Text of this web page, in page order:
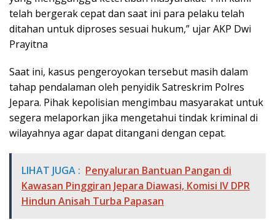
telah bergerak cepat dan saat ini para pelaku telah
ditahan untuk diproses sesuai hukum,” ujar AKP Dwi
Prayitna
Saat ini, kasus pengeroyokan tersebut masih dalam
tahap pendalaman oleh penyidik Satreskrim Polres
Jepara. Pihak kepolisian mengimbau masyarakat untuk
segera melaporkan jika mengetahui tindak kriminal di
wilayahnya agar dapat ditangani dengan cepat.
LIHAT JUGA : Penyaluran Bantuan Pangan di
Kawasan Pinggiran Jepara Diawasi, Komisi IV DPR
Hindun Anisah Turba Papasan